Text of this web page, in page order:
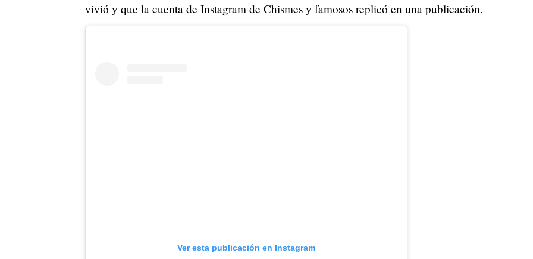
vivió y que la cuenta de Instagram de Chismes y famosos replicó en una publicación.
Ver esta publicación en Instagram